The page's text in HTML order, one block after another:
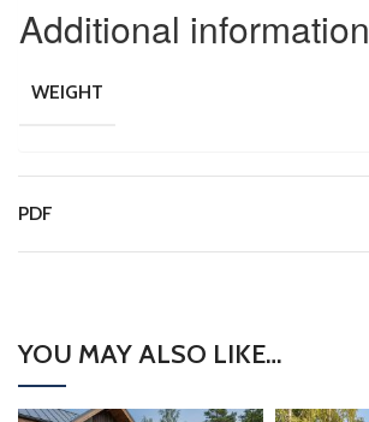
Additional information
WEIGHT
PDF
YOU MAY ALSO LIKE…